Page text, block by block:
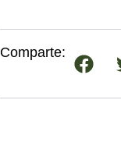
Comparte: